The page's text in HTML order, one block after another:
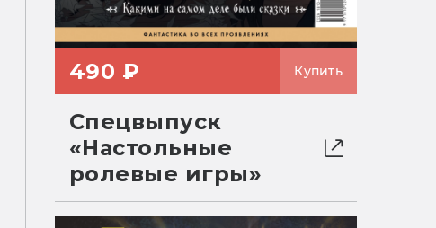
490 ₽ Купить
Спецвыпуск
«Настольные
ролевые игры»